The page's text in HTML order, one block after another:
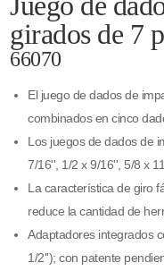
girados de 7
66070
El juego de dados de
combinados en cinco
Los juegos de dados de
7/16'', 1/2 x 9/16'', 5/8 x
La característica de giro
reduce la cantidad de
Adaptadores integrados
1/2''); con patente